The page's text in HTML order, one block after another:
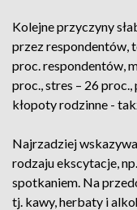
Kolejne przyczyny
przez respondentów,
proc. respondentów,
proc., stres – 26
kłopoty rodzinne -
Najrzadziej
rodzaju ekscytacje,
spotkaniem. Na
tj. kawy, herbaty i